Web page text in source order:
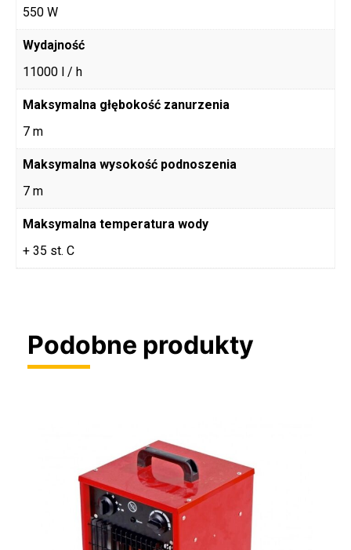
550 W
Wydajność
11000 l / h
Maksymalna głębokość zanurzenia
7 m
Maksymalna wysokość podnoszenia
7 m
Maksymalna temperatura wody
+ 35 st. C
Podobne produkty